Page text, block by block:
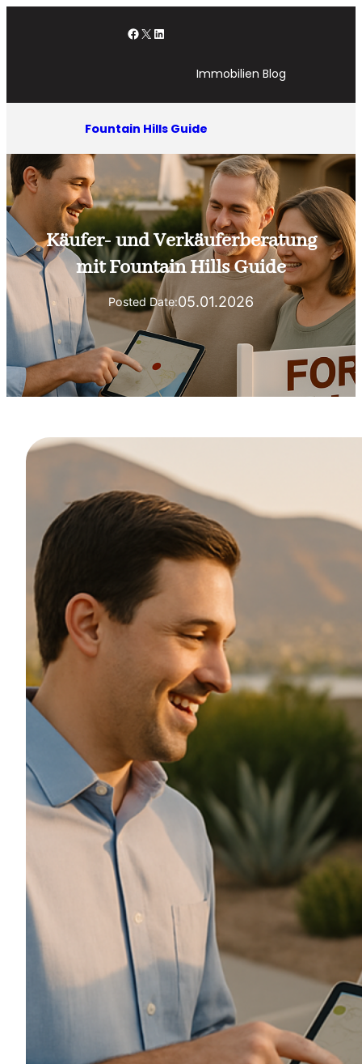
Facebook X LinkedIn
Immobilien Blog
Fountain Hills Guide
Käufer- und Verkäuferberatung
mit Fountain Hills Guide
Posted Date:05.01.2026